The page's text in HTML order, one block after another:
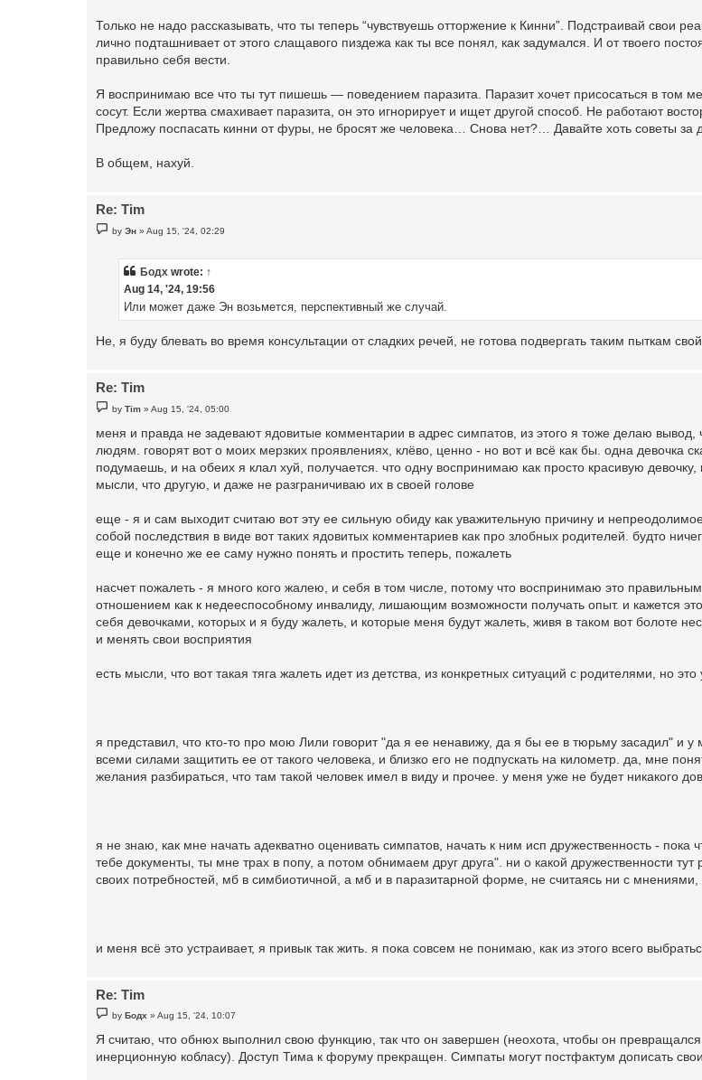
Только не надо рассказывать, что ты теперь “чувствуешь отторжение к Кинни”. Подстраивай свои
лично подташнивает от этого слащавого пиздежа как ты все понял, как задумался. И от твоего
правильно себя вести.
Я воспринимаю все что ты тут пишешь — поведением паразита. Паразит хочет присосаться в том
сосут. Если жертва смахивает паразита, он это игнорирует и ищет другой способ. Не работают
Предложу поспасать кинни от фуры, не бросят же человека… Снова нет?… Давайте хоть советы за
В общем, нахуй.
Re: Tim
P
o
byЭн »Aug 15, '24, 02:29
Бодх wrote: ↑
Aug 14, '24, 19:56
Или может даже Эн возьмется, перспективный же случай.
Не, я буду блевать во время консультации от сладких речей, не готова подвергать таким пыткам
Re: Tim
P
o
t
byTim »Aug 15, '24, 05:00
меня и правда не задевают ядовитые комментарии в адрес симпатов, из этого я тоже делаю вывод,
людям. говорят вот о моих мерзких проявлениях, клёво, ценно - но вот и всё как бы. одна девочка
подумаешь, и на обеих я клал хуй, получается. что одну воспринимаю как просто красивую
мысли, что другую, и даже не разграничиваю их в своей голове
еще - я и сам выходит считаю вот эту ее сильную обиду как уважительную причину и непреодолимое
собой последствия в виде вот таких ядовитых комментариев как про злобных родителей. будто
еще и конечно же ее саму нужно понять и простить теперь, пожалеть
насчет пожалеть - я много кого жалею, и себя в том числе, потому что воспринимаю это
отношением как к недееспособному инвалиду, лишающим возможности получать опыт. и кажется
себя девочками, которых и я буду жалеть, и которые меня будут жалеть, живя в таком вот болоте
и менять свои восприятия
есть мысли, что вот такая тяга жалеть идет из детства, из конкретных ситуаций с родителями, но
я представил, что кто-то про мою Лили говорит "да я ее ненавижу, да я бы ее в тюрьму засадил" и у
всеми силами защитить ее от такого человека, и близко его не подпускать на километр. да, мне
желания разбираться, что там такой человек имел в виду и прочее. у меня уже не будет никакого
я не знаю, как мне начать адекватно оценивать симпатов, начать к ним исп дружественность - пока
тебе документы, ты мне трах в попу, а потом обнимаем друг друга". ни о какой дружественности тут
своих потребностей, мб в симбиотичной, а мб и в паразитарной форме, не считаясь ни с
и меня всё это устраивает, я привык так жить. я пока совсем не понимаю, как из этого всего
Re: Tim
P
t
by Бодх »Aug 15, '24, 10:07
Я считаю, что обнюх выполнил свою функцию, так что он завершен (неохота, чтобы он
инерционную кобласу). Доступ Тима к форуму прекращен. Симпаты могут постфактум дописать